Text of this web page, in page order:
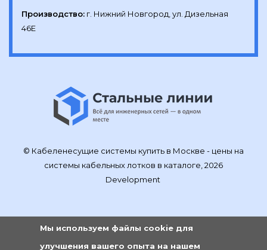
Производство: г. Нижний Новгород, ул. Дизельная
46Е
© Кабеленесущие системы купить в Москве - цены на
системы кабельных лотков в каталоге, 2026
Development
Мы используем файлы cookie для
улучшения вашего опыта на нашем